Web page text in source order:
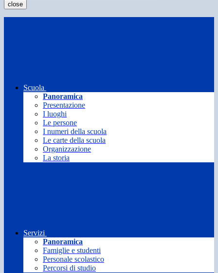
close
Scuola
Panoramica
Presentazione
I luoghi
Le persone
I numeri della scuola
Le carte della scuola
Organizzazione
La storia
Servizi
Panoramica
Famiglie e studenti
Personale scolastico
Percorsi di studio